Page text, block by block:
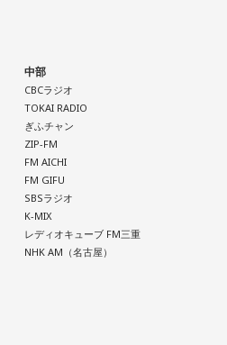
お聴きの皆さま、ご無沙汰して
場、一つ一つのプレーの重みが
を通じてお伝えできればと思い
ナイター ヤクルト×DeNA」
17時50分～試合終了 （延長対
中部
CBCラジオ
TOKAI RADIO
ぎふチャン
ZIP-FM
FM AICHI
FM GIFU
SBSラジオ
K-MIX
レディオキューブ FM三重
NHK AM（名古屋）